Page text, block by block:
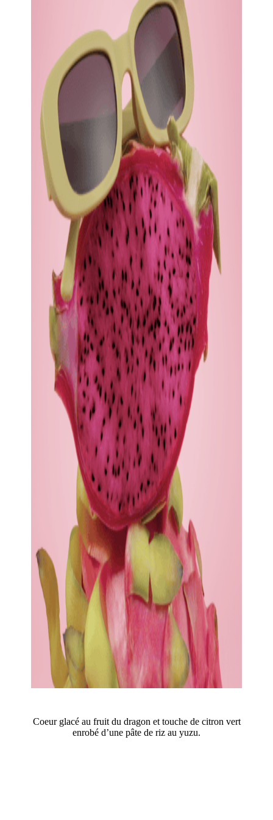
Coeur glacé au fruit du dragon et touche de citron vert
enrobé d’une pâte de riz au yuzu.